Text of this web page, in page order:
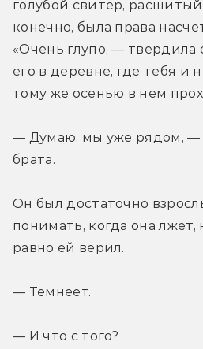
голубой свитер,
конечно, была права
«Очень глупо, —
его в деревне, где тебя и
тому же осенью в нем
— Думаю, мы уже рядом, —
брата.
Он был достаточно
понимать, когда она лжет,
равно ей верил.
— Темнеет.
— И что с того?